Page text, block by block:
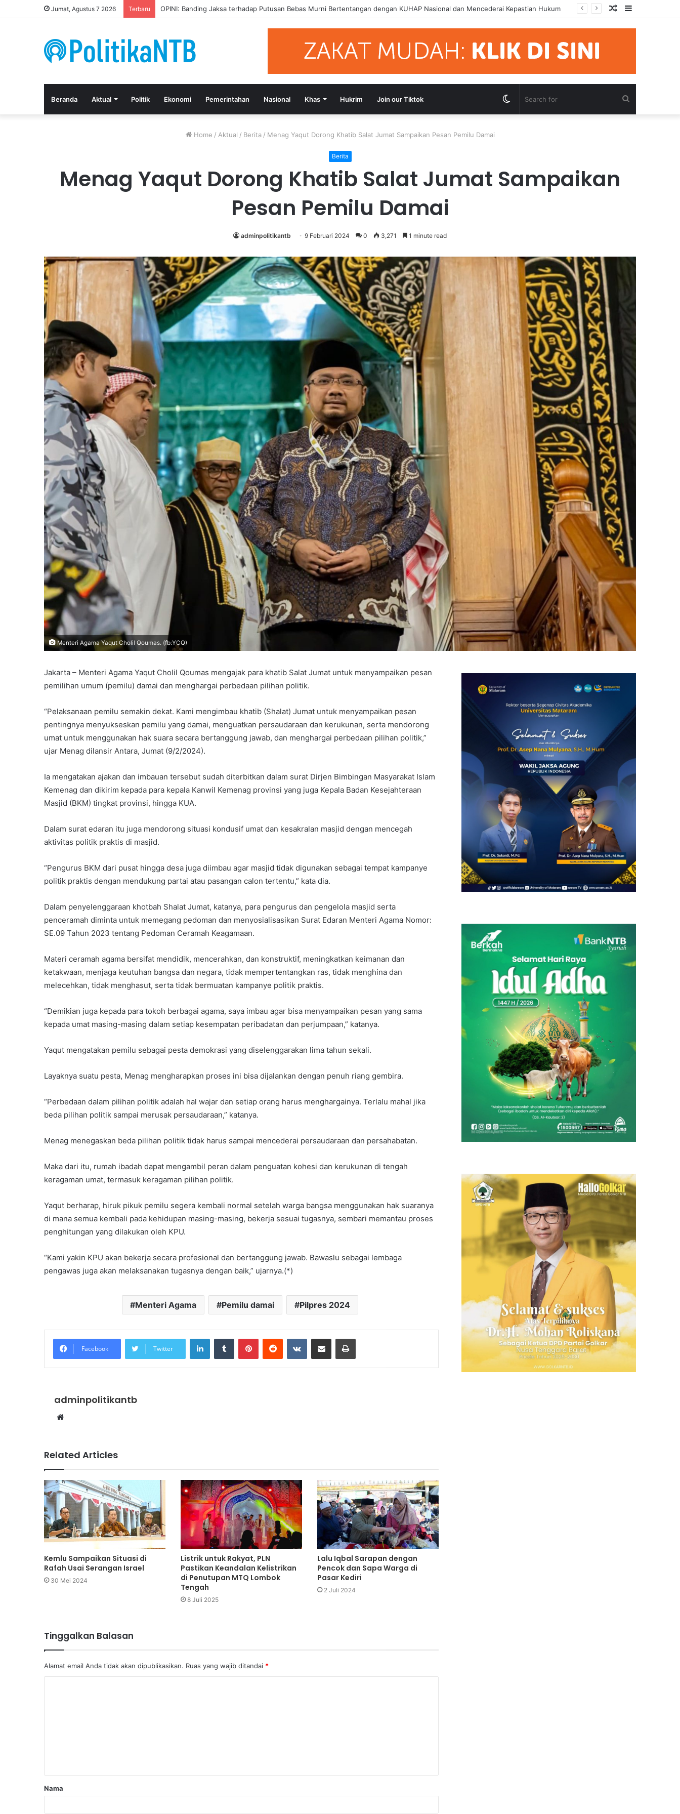
Jumat, Agustus 7 2026 Terbaru Kuasa Hukum Apresiasi Putusan Bebas Tiga Terdakwa Kasus Gratifikasi DPRD NTB, Ajak Semua Pihak Hormati Supremasi Hukum Sidebar
Random
Article
Beranda Aktual Politik Ekonomi Pemerintahan Nasional Khas Hukrim Join our Tiktok Switch
Home / Aktual / Berita / Menag Yaqut Dorong Khatib Salat Jumat Sampaikan Pesan Pemilu Damai
Berita
Menag Yaqut Dorong Khatib Salat Jumat Sampaikan
Pesan Pemilu Damai
adminpolitikantb 9 Februari 2024 0 3,271 1 minute read
Menteri Agama Yaqut Cholil Qoumas. (fb:YCQ)
Jakarta – Menteri Agama Yaqut Cholil Qoumas mengajak para khatib Salat Jumat untuk menyampaikan pesan
pemilihan umum (pemilu) damai dan menghargai perbedaan pilihan politik.
“Pelaksanaan pemilu semakin dekat. Kami mengimbau khatib (Shalat) Jumat untuk menyampaikan pesan
pentingnya menyukseskan pemilu yang damai, menguatkan persaudaraan dan kerukunan, serta mendorong
umat untuk menggunakan hak suara secara bertanggung jawab, dan menghargai perbedaan pilihan politik,”
ujar Menag dilansir Antara, Jumat (9/2/2024).
Ia mengatakan ajakan dan imbauan tersebut sudah diterbitkan dalam surat Dirjen Bimbingan Masyarakat Islam
Kemenag dan dikirim kepada para kepala Kanwil Kemenag provinsi yang juga Kepala Badan Kesejahteraan
Masjid (BKM) tingkat provinsi, hingga KUA.
Dalam surat edaran itu juga mendorong situasi kondusif umat dan kesakralan masjid dengan mencegah
aktivitas politik praktis di masjid.
“Pengurus BKM dari pusat hingga desa juga diimbau agar masjid tidak digunakan sebagai tempat kampanye
politik praktis dengan mendukung partai atau pasangan calon tertentu,” kata dia.
Dalam penyelenggaraan khotbah Shalat Jumat, katanya, para pengurus dan pengelola masjid serta
penceramah diminta untuk memegang pedoman dan menyosialisasikan Surat Edaran Menteri Agama Nomor:
SE.09 Tahun 2023 tentang Pedoman Ceramah Keagamaan.
Materi ceramah agama bersifat mendidik, mencerahkan, dan konstruktif, meningkatkan keimanan dan
ketakwaan, menjaga keutuhan bangsa dan negara, tidak mempertentangkan ras, tidak menghina dan
melecehkan, tidak menghasut, serta tidak bermuatan kampanye politik praktis.
“Demikian juga kepada para tokoh berbagai agama, saya imbau agar bisa menyampaikan pesan yang sama
kepada umat masing-masing dalam setiap kesempatan peribadatan dan perjumpaan,” katanya.
Yaqut mengatakan pemilu sebagai pesta demokrasi yang diselenggarakan lima tahun sekali.
Layaknya suatu pesta, Menag mengharapkan proses ini bisa dijalankan dengan penuh riang gembira.
“Perbedaan dalam pilihan politik adalah hal wajar dan setiap orang harus menghargainya. Terlalu mahal jika
beda pilihan politik sampai merusak persaudaraan,” katanya.
Menag menegaskan beda pilihan politik tidak harus sampai mencederai persaudaraan dan persahabatan.
Maka dari itu, rumah ibadah dapat mengambil peran dalam penguatan kohesi dan kerukunan di tengah
keragaman umat, termasuk keragaman pilihan politik.
Yaqut berharap, hiruk pikuk pemilu segera kembali normal setelah warga bangsa menggunakan hak suaranya
di mana semua kembali pada kehidupan masing-masing, bekerja sesuai tugasnya, sembari memantau proses
penghitungan yang dilakukan oleh KPU.
“Kami yakin KPU akan bekerja secara profesional dan bertanggung jawab. Bawaslu sebagai lembaga
pengawas juga akan melaksanakan tugasnya dengan baik,” ujarnya.(*)
Menteri Agama Pemilu damai Pilpres 2024
Facebook Twitter
LinkedInTumblr PinterestReddit VKontakteShare via Email Print
adminpolitikantb
Website
Related Articles
Kemlu Sampaikan Situasi di
Rafah Usai Serangan Israel
30 Mei 2024
Listrik untuk Rakyat, PLN
Pastikan Keandalan Kelistrikan
di Penutupan MTQ Lombok
Tengah
8 Juli 2025
Lalu Iqbal Sarapan dengan
Pencok dan Sapa Warga di
Pasar Kediri
2 Juli 2024
Tinggalkan Balasan
Alamat email Anda tidak akan dipublikasikan. Ruas yang wajib ditandai *
Nama